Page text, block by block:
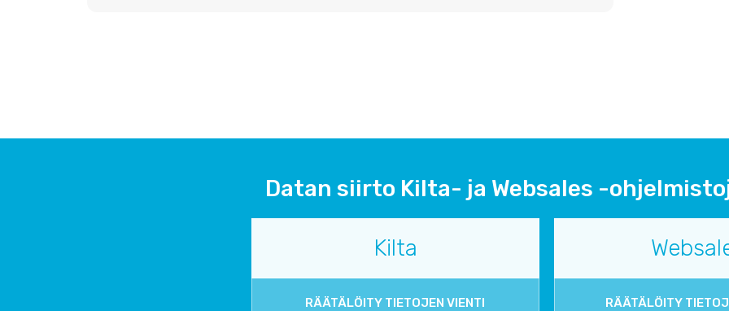
Datan siirto Kilta- ja Websales -
Kilta
RÄÄTÄLÖITY TIETOJEN VIENTI
RÄÄTÄLÖITY